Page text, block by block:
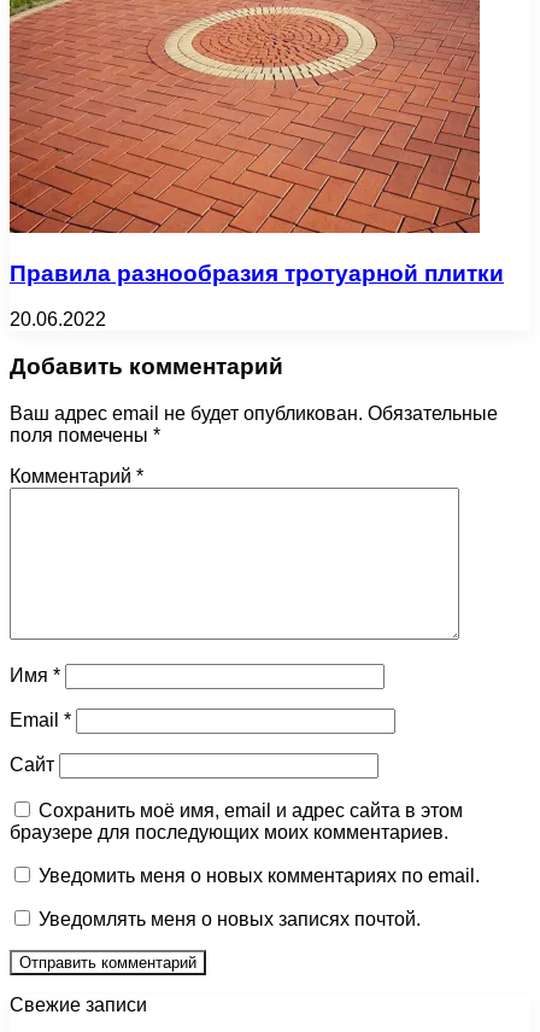
Правила разнообразия тротуарной плитки
20.06.2022
Добавить комментарий
Ваш адрес email не будет опубликован. Обязательные
поля помечены *
Комментарий *
Имя *
Email *
Сайт
Сохранить моё имя, email и адрес сайта в этом
браузере для последующих моих комментариев.
Уведомить меня о новых комментариях по email.
Уведомлять меня о новых записях почтой.
Свежие записи